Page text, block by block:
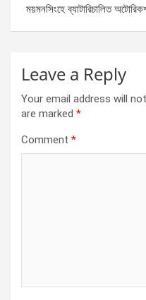
k
p
ময়মনসিংহে ব্যাটারিচালিত
Leave a Reply
Your email address will
are marked *
Comment *